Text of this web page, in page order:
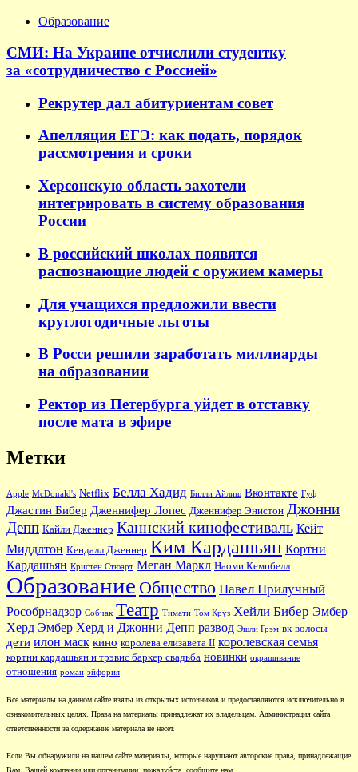
Образование
СМИ: На Украине отчислили студентку
за «сотрудничество с Россией»
Рекрутер дал абитуриентам совет
Апелляция ЕГЭ: как подать, порядок
рассмотрения и сроки
Херсонскую область захотели
интегрировать в систему образования
России
В российский школах появятся
распознающие людей с оружием камеры
Для учащихся предложили ввести
круглогодичные льготы
В Росси решили заработать миллиарды
на образовании
Ректор из Петербурга уйдет в отставку
после мата в эфире
Метки
Apple McDonald's Netflix Белла Хадид Билли Айлиш Вконтакте Гуф
Джастин Бибер Дженнифер Лопес Дженнифер Энистон Джонни
Депп Кайли Дженнер Каннский кинофестиваль Кейт
Миддлтон Кендалл Дженнер Ким Кардашьян Кортни
Кардашьян Кристен Стюарт Меган Маркл Наоми Кемпбелл
Образование Общество Павел Прилучный
Рособрнадзор Собчак Театр Тимати Том Круз Хейли Бибер Эмбер
Херд Эмбер Херд и Джонни Депп развод Эшли Грэм вк волосы
дети илон маск кино королева елизавета II королевская семья
кортни кардашьян и трэвис баркер свадьба новинки окрашивание
отношения роман эйфория
Все материалы на данном сайте взяты из открытых источников и предоставляются исключительно в
ознакомительных целях. Права на материалы принадлежат их владельцам. Администрация сайта
ответственности за содержание материала не несет.
Если Вы обнаружили на нашем сайте материалы, которые нарушают авторские права, принадлежащие
Вам, Вашей компании или организации, пожалуйста, сообщите нам.